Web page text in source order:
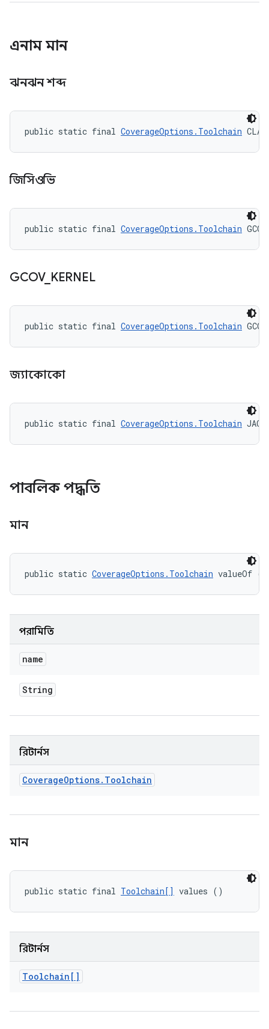
এনাম মান
ঝনঝন শব্দ
public static final CoverageOptions.Toolchain
জিসিওভি
public static final CoverageOptions.Toolchain GCOV
GCOV_ KERNEL
public static final CoverageOptions.Toolchain
জ্যাকোকো
public static final CoverageOptions.Toolchain
পাবলিক পদ্ধতি
মান
public static CoverageOptions.Toolchain valueOf
পরামিতি
name
String
রিটার্নস
CoverageOptions. Toolchain
মান
public static final Toolchain[] values ()
রিটার্নস
Toolchain[]